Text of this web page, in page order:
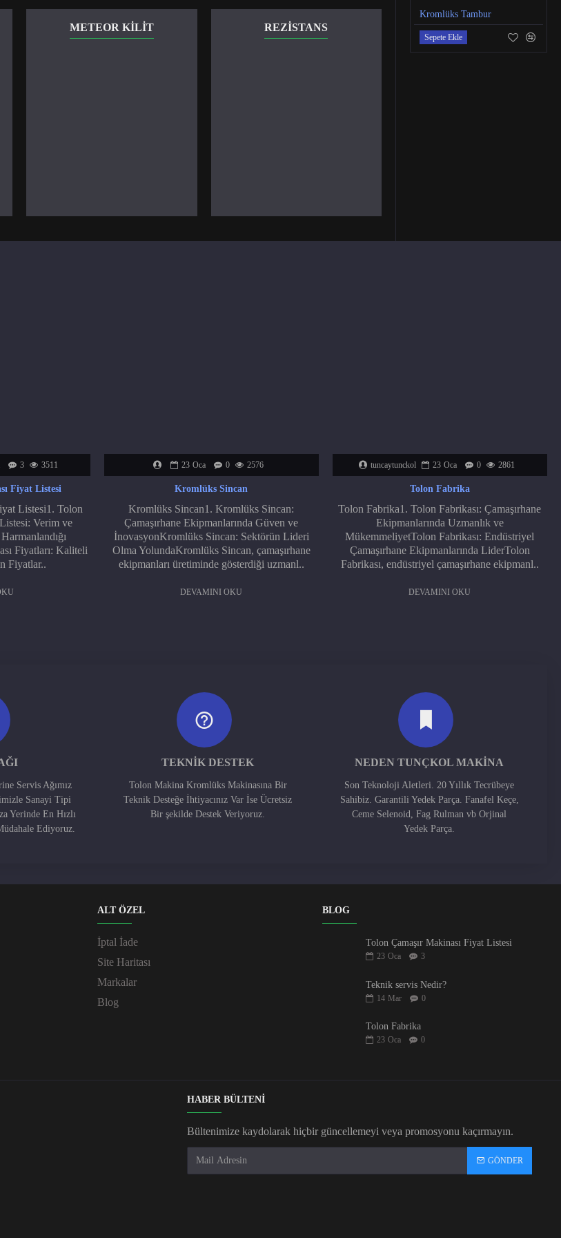
METEOR KILIT REZISTANS ANA BANT KEÇESI
Kromlüks Tambur
Sepete Ekle
3 3511
Fiyat Listesi
Listesi1. Tolon
Verim ve
Fiyatları: Kaliteli
Fiyatlar..
23 Oca 0 2576
Kromlüks Sincan
Kromlüks Sincan1. Kromlüks Sincan:
Çamaşırhane Ekipmanlarında Güven ve
İnovasyonKromlüks Sincan: Sektörün Lideri
Olma YolundaKromlüks Sincan, çamaşırhane
ekipmanları üretiminde gösterdiği uzmanl..
DEVAMINI OKU
tuncaytunckol 23 Oca 0 2861
Tolon Fabrika
Tolon Fabrika1. Tolon Fabrikası: Çamaşırhane
Ekipmanlarında Uzmanlık ve
MükemmeliyetTolon Fabrikası: Endüstriyel
Çamaşırhane Ekipmanlarında LiderTolon
Fabrikası, endüstriyel çamaşırhane ekipmanl..
DEVAMINI OKU
Servis Ağımız
Sanayi Tipi
Yerinde En Hızlı
Ediyoruz.
TEKNIK DESTEK
Tolon Makina Kromlüks Makinasına Bir
Teknik Desteğe İhtiyacınız Var İse Ücretsiz
Bir şekilde Destek Veriyoruz.
NEDEN TUNÇKOL MAKINA
Son Teknoloji Aletleri. 20 Yıllık Tecrübeye
Sahibiz. Garantili Yedek Parça. Fanafel Keçe,
Ceme Selenoid, Fag Rulman vb Orjinal
Yedek Parça.
ALT ÖZEL
İptal İade
Site Haritası
Markalar
Blog
BLOG
Tolon Çamaşır Makinası Fiyat Listesi
23 Oca 3
Teknik servis Nedir?
14 Mar 0
Tolon Fabrika
23 Oca 0
HABER BÜLTENİ
Bültenimize kaydolarak hiçbir güncellemeyi veya promosyonu kaçırmayın.
GÖNDER